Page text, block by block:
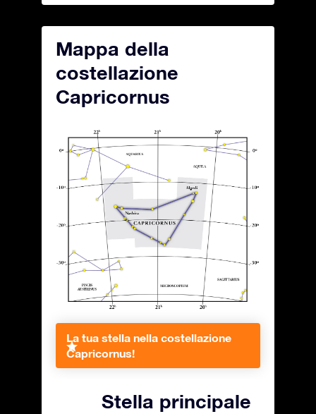
Mappa della
costellazione
Capricornus
La tua stella nella costellazione
Capricornus!
Stella principale